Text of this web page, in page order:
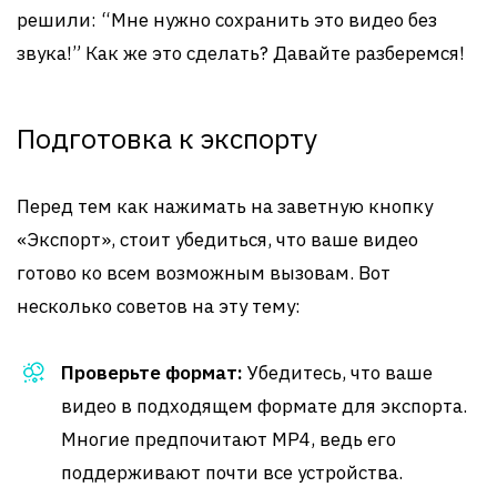
решили: “Мне нужно сохранить это видео без
звука!” Как же это сделать? Давайте разберемся!
Подготовка к экспорту
Перед тем как нажимать на заветную кнопку
«Экспорт», стоит убедиться, что ваше видео
готово ко всем возможным вызовам. Вот
несколько советов на эту тему:
Проверьте формат: Убедитесь, что ваше
видео в подходящем формате для экспорта.
Многие предпочитают MP4, ведь его
поддерживают почти все устройства.